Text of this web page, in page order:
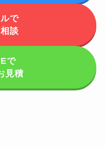
で
談
で
見積